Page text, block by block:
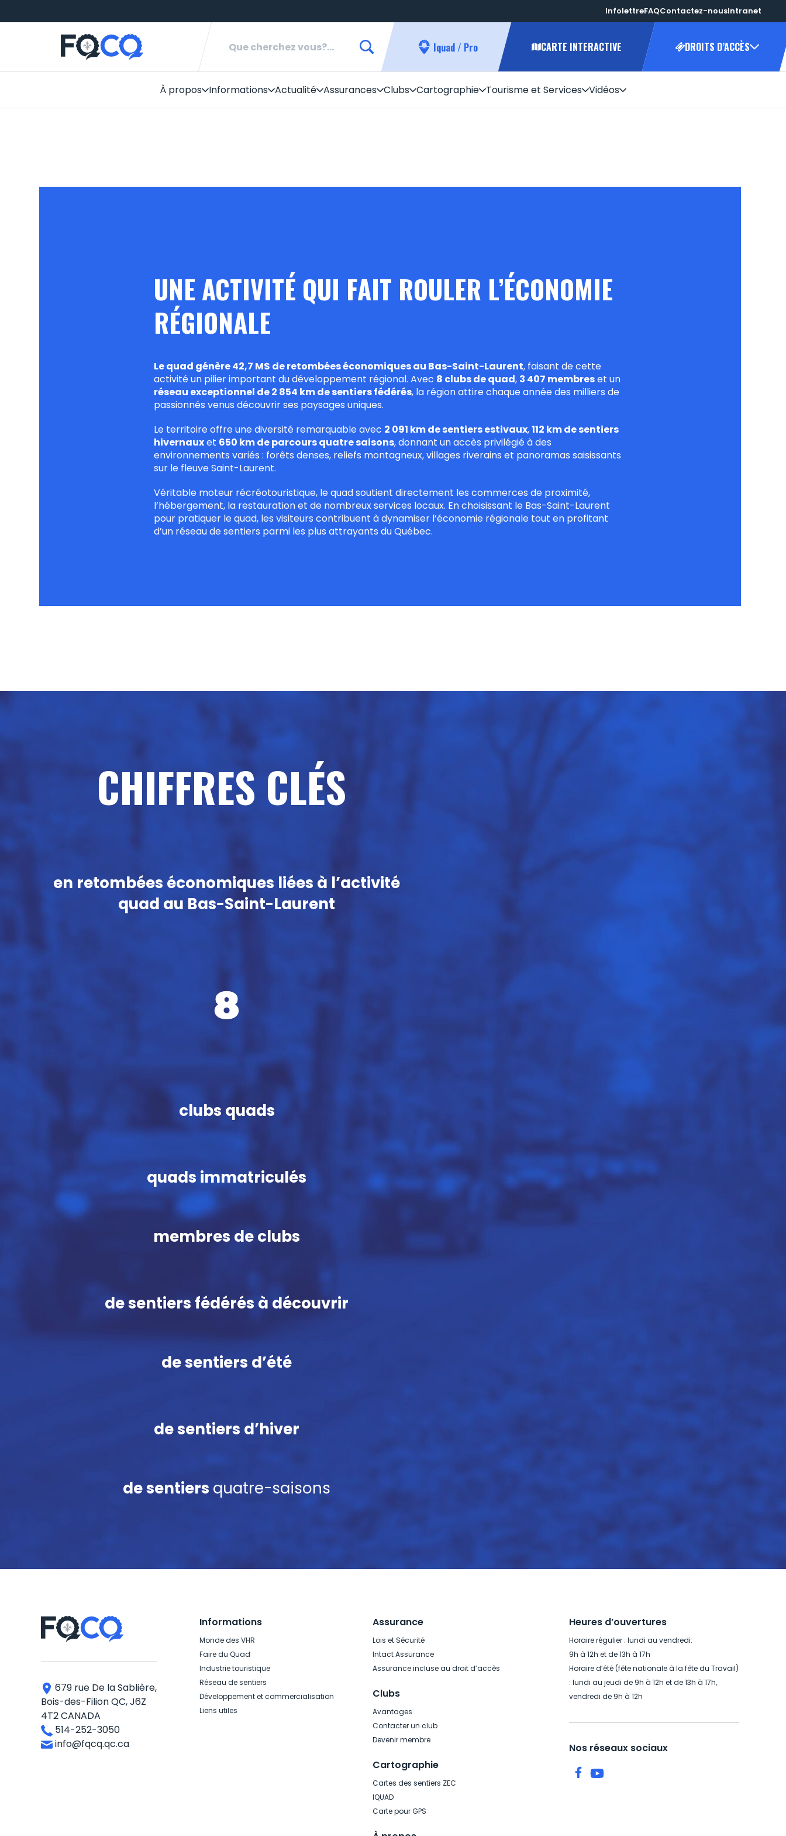
InfolettreFAQContactez-nousIntranet
Iquad / Pro CARTE INTERACTIVE DROITS D’ACCÈS
À propos Informations Actualité Assurances Clubs Cartographie Tourisme et Services Vidéos
UNE ACTIVITÉ QUI FAIT ROULER L’ÉCONOMIE
RÉGIONALE
Le quad génère 42,7 M$ de retombées économiques au Bas-Saint-Laurent, faisant de cette
activité un pilier important du développement régional. Avec 8 clubs de quad, 3 407 membreset un
réseau exceptionnel de 2 854 km de sentiers fédérés, la région attire chaque année des milliers de
passionnés venus découvrir ses paysages uniques.
Le territoire offre une diversité remarquable avec 2 091 km de sentiers estivaux,112 km de sentiers
hivernauxet 650 km de parcours quatre saisons, donnant un accès privilégié à des
environnements variés : forêts denses, reliefs montagneux, villages riverains et panoramas saisissants
sur le fleuve Saint-Laurent.
Véritable moteur récréotouristique, le quad soutient directement les commerces de proximité,
l’hébergement, la restauration et de nombreux services locaux. En choisissant le Bas-Saint-Laurent
pour pratiquer le quad, les visiteurs contribuent à dynamiser l’économie régionale tout en profitant
d’un réseau de sentiers parmi les plus attrayants du Québec.
CHIFFRES CLÉS
en retombées économiques liées à l’activité
quad au Bas-Saint-Laurent
clubs quads
quads immatriculés
membres de clubs
de sentiers fédérés à découvrir
de sentiers d’été
de sentiers d’hiver
de sentiers quatre-saisons
679 rue De la Sablière,
Bois-des-Filion QC, J6Z
4T2 CANADA
514-252-3050
info@fqcq.qc.ca
Informations
Monde des VHR
Faire du Quad
Industrie touristique
Réseau de sentiers
Développement et commercialisation
Liens utiles
Assurance
Lois et Sécurité
Intact Assurance
Assurance incluse au droit d’accès
Clubs
Avantages
Contacter un club
Devenir membre
Cartographie
Cartes des sentiers ZEC
IQUAD
Carte pour GPS
Heures d’ouvertures
Horaire régulier : lundi au vendredi:
9h à 12h et de 13h à 17h
Horaire d’été (fête nationale à la fête du Travail)
: lundi au jeudi de 9h à 12h et de 13h à 17h,
vendredi de 9h à 12h
Nos réseaux sociaux